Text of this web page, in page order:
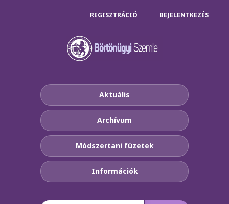
Aktuális
Archívum
Módszertani füzetek
Információk
REGISZTRÁCIÓ BEJELENTKEZÉS